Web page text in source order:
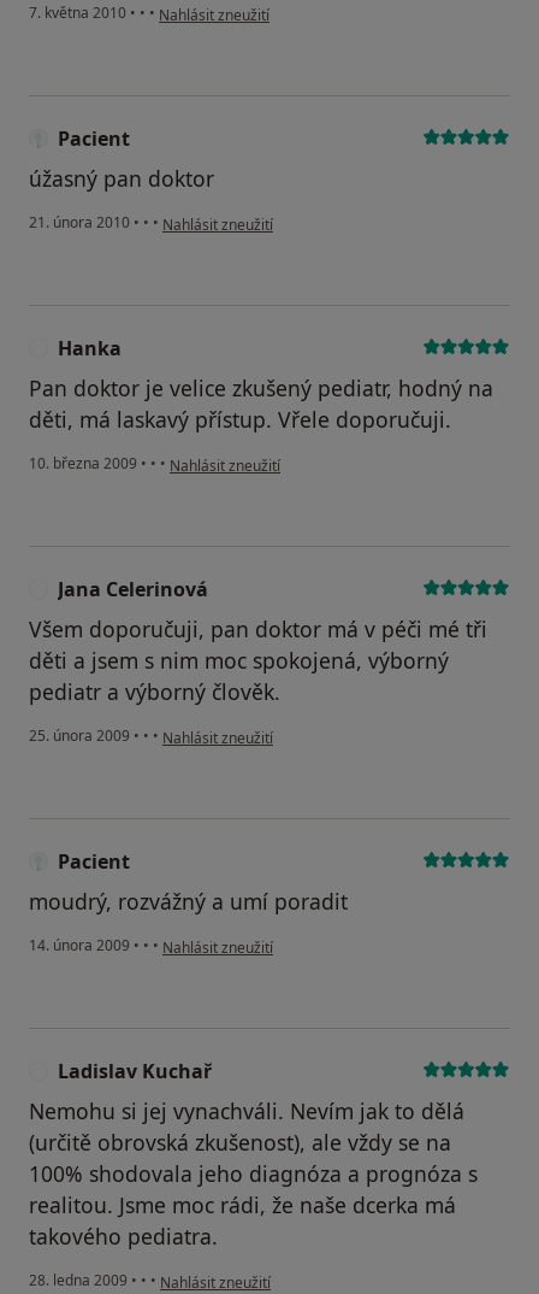
7. května 2010 • • • podle názoru uživatele Pacient
Nahlásit zneužití
Pacient
úžasný pan doktor
21. února 2010 • • • podle názoru uživatele Pacient
Nahlásit zneužití
Hanka
Pan doktor je velice zkušený pediatr, hodný na
děti, má laskavý přístup. Vřele doporučuji.
10. března 2009 • • • podle názoru uživatele Hanka
Nahlásit zneužití
Jana Celerinová
Všem doporučuji, pan doktor má v péči mé tři
děti a jsem s nim moc spokojená, výborný
pediatr a výborný člověk.
25. února 2009 • • • podle názoru uživatele Jana Celerinová
Nahlásit zneužití
Pacient
moudrý, rozvážný a umí poradit
14. února 2009 • • • podle názoru uživatele Pacient
Nahlásit zneužití
Ladislav Kuchař
Nemohu si jej vynachváli. Nevím jak to dělá
(určitě obrovská zkušenost), ale vždy se na
100% shodovala jeho diagnóza a prognóza s
realitou. Jsme moc rádi, že naše dcerka má
takového pediatra.
28. ledna 2009 • • • podle názoru uživatele Ladislav Kuchař
Nahlásit zneužití